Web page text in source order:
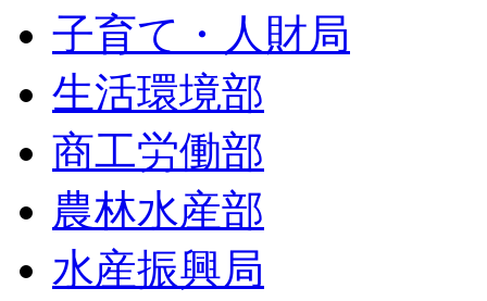
子育て・人財局
生活環境部
商工労働部
農林水産部
水産振興局